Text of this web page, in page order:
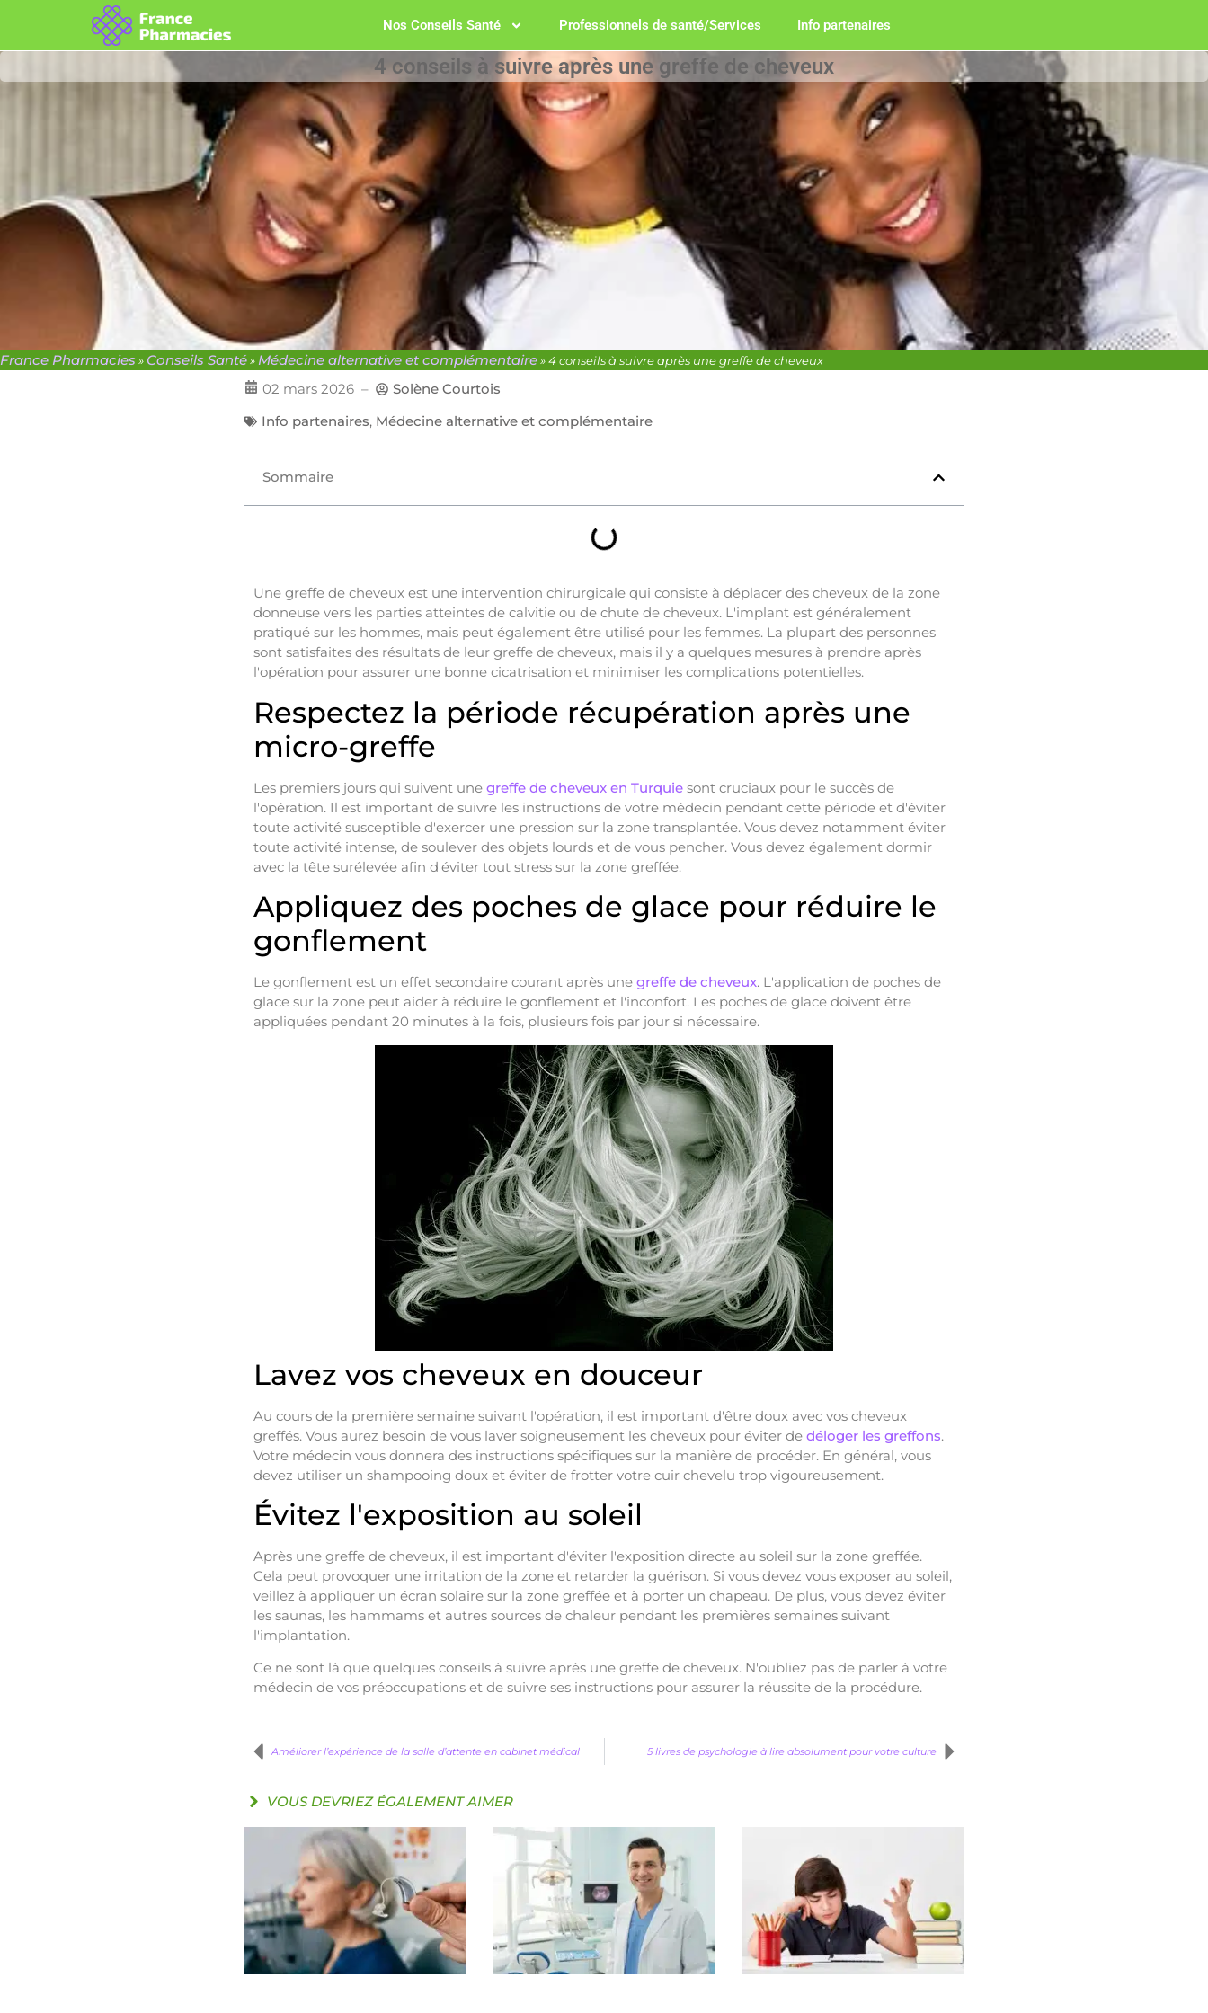
Nos Conseils Santé Professionnels de santé/Services Info partenaires
4 conseils à suivre après une greffe de cheveux
France Pharmacies » Conseils Santé»Médecine alternative et complémentaire»4 conseils à suivre après une greffe de cheveux
02 mars 2026 –
Solène Courtois
Info partenaires, Médecine alternative et complémentaire
Sommaire
Une greffe de cheveux est une intervention chirurgicale qui consiste à déplacer des cheveux de la zone
donneuse vers les parties atteintes de calvitie ou de chute de cheveux. L'implant est généralement
pratiqué sur les hommes, mais peut également être utilisé pour les femmes. La plupart des personnes
sont satisfaites des résultats de leur greffe de cheveux, mais il y a quelques mesures à prendre après
l'opération pour assurer une bonne cicatrisation et minimiser les complications potentielles.
Respectez la période récupération après une
micro-greffe
Les premiers jours qui suivent une greffe de cheveux en Turquie sont cruciaux pour le succès de
l'opération. Il est important de suivre les instructions de votre médecin pendant cette période et d'éviter
toute activité susceptible d'exercer une pression sur la zone transplantée. Vous devez notamment éviter
toute activité intense, de soulever des objets lourds et de vous pencher. Vous devez également dormir
avec la tête surélevée afin d'éviter tout stress sur la zone greffée.
Appliquez des poches de glace pour réduire le
gonflement
Le gonflement est un effet secondaire courant après une greffe de cheveux. L'application de poches de
glace sur la zone peut aider à réduire le gonflement et l'inconfort. Les poches de glace doivent être
appliquées pendant 20 minutes à la fois, plusieurs fois par jour si nécessaire.
Lavez vos cheveux en douceur
Au cours de la première semaine suivant l'opération, il est important d'être doux avec vos cheveux
greffés. Vous aurez besoin de vous laver soigneusement les cheveux pour éviter de déloger les greffons.
Votre médecin vous donnera des instructions spécifiques sur la manière de procéder. En général, vous
devez utiliser un shampooing doux et éviter de frotter votre cuir chevelu trop vigoureusement.
Évitez l'exposition au soleil
Après une greffe de cheveux, il est important d'éviter l'exposition directe au soleil sur la zone greffée.
Cela peut provoquer une irritation de la zone et retarder la guérison. Si vous devez vous exposer au soleil,
veillez à appliquer un écran solaire sur la zone greffée et à porter un chapeau. De plus, vous devez éviter
les saunas, les hammams et autres sources de chaleur pendant les premières semaines suivant
l'implantation.
Ce ne sont là que quelques conseils à suivre après une greffe de cheveux. N'oubliez pas de parler à votre
médecin de vos préoccupations et de suivre ses instructions pour assurer la réussite de la procédure.
Améliorer l’expérience de la salle d’attente en cabinet médical 5 livres de psychologie à lire absolument pour votre culture
VOUS DEVRIEZ ÉGALEMENT AIMER